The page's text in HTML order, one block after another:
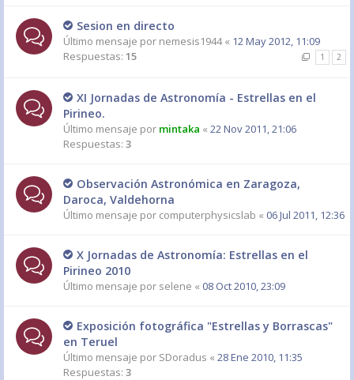
Sesion en directo
Último mensaje por nemesis1944« 12 May 2012, 11:09
Respuestas: 15 1 2
XI Jornadas de Astronomía - Estrellas en el
Pirineo.
Último mensaje por mintaka « 22 Nov 2011, 21:06
Respuestas: 3
Observación Astronómica en Zaragoza,
Daroca, Valdehorna
Último mensaje por computerphysicslab « 06 Jul 2011, 12:36
X Jornadas de Astronomía: Estrellas en el
Pirineo 2010
Último mensaje por selene « 08 Oct 2010, 23:09
Exposición fotográfica "Estrellas y Borrascas"
en Teruel
Último mensaje por SDoradus « 28 Ene 2010, 11:35
Respuestas: 3